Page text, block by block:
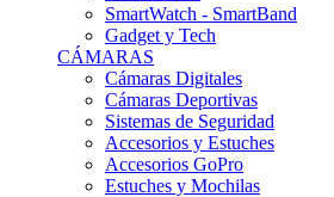
SmartWatch - SmartBand
Gadget y Tech
CÁMARAS
Cámaras Digitales
Cámaras Deportivas
Sistemas de Seguridad
Accesorios y Estuches
Accesorios GoPro
Estuches y Mochilas